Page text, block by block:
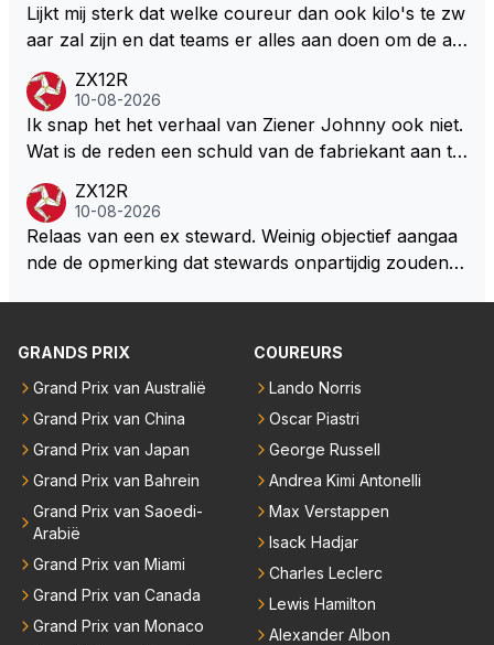
ong zit en alles aan het overwegen is om een juiste
keuze te maken .. Daarbij staat het echt niet vast dat
zijn keuze RB zal zijn … Persoonlijk denk ik dat het v
oor Max maar ook voor ons als fans heel goed zal
zijn dat Max uit die veilige vissekom stapt en een nie
uw fris avontuur aangaat elders …
Lijkt mij sterk dat welke coureur dan ook kilo's te zw
aar zal zijn en dat teams er alles aan doen om de au
ie waar ze zelfs elke liter brandstof achterwege late
n als dat kan. Dat er na de zomerstop een kilootje er
bij zit kan natuurlijk.
ZX12R
10-08-2026
Ik snap het het verhaal van Ziener Johnny ook niet.
Wat is de reden een schuld van de fabriekant aan te
e hoe de fabriekant van straat auto's ervoor staat.
ZX12R
10-08-2026
Relaas van een ex steward. Weinig objectief aangaa
nde de opmerking dat stewards onpartijdig zouden zi
ohnny heeft nu een ander idool dan destijds en daar
'objectieve' Johnny.
GRANDS PRIX
Grand Prix van Australië
Grand Prix van China
Grand Prix van Japan
Grand Prix van Bahrein
Grand Prix van Saoedi-
Arabië
Grand Prix van Miami
Grand Prix van Canada
Grand Prix van Monaco
COUREURS
Lando Norris
Oscar Piastri
George Russell
Andrea Kimi Antonelli
Max Verstappen
Isack Hadjar
Charles Leclerc
Lewis Hamilton
Alexander Albon